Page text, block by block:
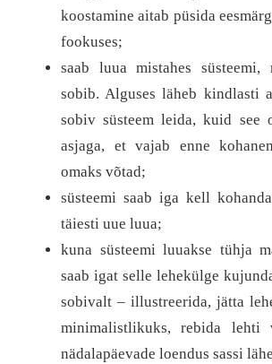
koostamine aitab püsida
fookuses;
saab luua mistahes
sobib. Alguses läheb kindlasti
sobiv süsteem leida, kuid see
asjaga, et vajab enne
omaks võtad;
süsteemi saab iga kell
täiesti uue luua;
kuna süsteemi luuakse tühja
saab igat selle lehekülge
sobivalt – illustreerida, jätta
minimalistlikuks, rebida
nädalapäevade loendus sassi